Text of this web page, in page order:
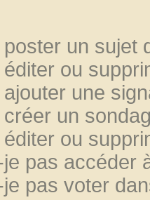
un sujet
ou
une
un
ou
pas accéder
pas voter